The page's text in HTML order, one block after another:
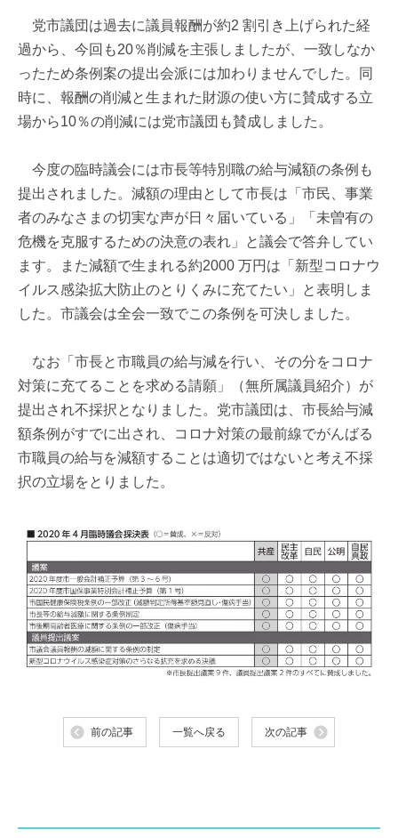
党市議団は過去に議員報酬が約2 割引き上げられた経
過から、今回も20％削減を主張しましたが、一致しなか
ったため条例案の提出会派には加わりませんでした。同
時に、報酬の削減と生まれた財源の使い方に賛成する立
場から10％の削減には党市議団も賛成しました。
今度の臨時議会には市長等特別職の給与減額の条例も
提出されました。減額の理由として市長は「市民、事業
者のみなさまの切実な声が日々届いている」「未曽有の
危機を克服するための決意の表れ」と議会で答弁してい
ます。また減額で生まれる約2000 万円は「新型コロナウ
イルス感染拡大防止のとりくみに充てたい」と表明しま
した。市議会は全会一致でこの条例を可決しました。
なお「市長と市職員の給与減を行い、その分をコロナ
対策に充てることを求める請願」（無所属議員紹介）が
提出され不採択となりました。党市議団は、市長給与減
額条例がすでに出され、コロナ対策の最前線でがんばる
市職員の給与を減額することは適切ではないと考え不採
択の立場をとりました。
前の記事 一覧へ戻る 次の記事